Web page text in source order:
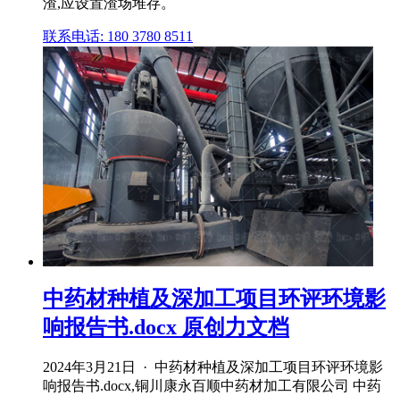
联系电话: 180 3780 8511
中药材种植及深加工项目环评环境影
响报告书.docx 原创力文档
2024年3月21日 · 中药材种植及深加工项目环评环境影
响报告书.docx,铜川康永百顺中药材加工有限公司 中药